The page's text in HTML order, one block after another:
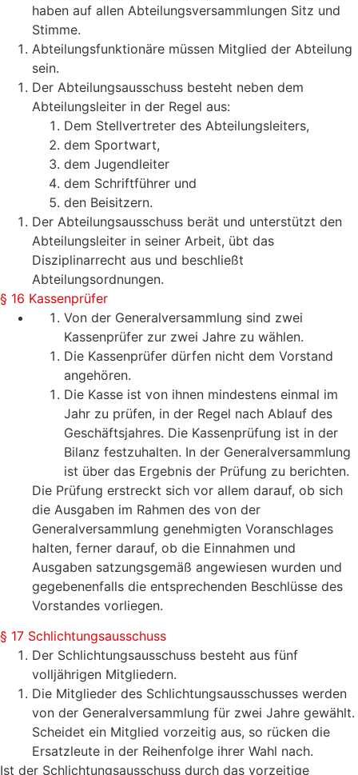
haben auf allen Abteilungsversammlungen Sitz und
Stimme.
Abteilungsfunktionäre müssen Mitglied der Abteilung
sein.
Der Abteilungsausschuss besteht neben dem
Abteilungsleiter in der Regel aus:
Dem Stellvertreter des Abteilungsleiters,
dem Sportwart,
dem Jugendleiter
dem Schriftführer und
den Beisitzern.
Der Abteilungsausschuss berät und unterstützt den
Abteilungsleiter in seiner Arbeit, übt das
Disziplinarrecht aus und beschließt
Abteilungsordnungen.
§ 16 Kassenprüfer
Von der Generalversammlung sind zwei
Kassenprüfer zur zwei Jahre zu wählen.
Die Kassenprüfer dürfen nicht dem Vorstand
angehören.
Die Kasse ist von ihnen mindestens einmal im
Jahr zu prüfen, in der Regel nach Ablauf des
Geschäftsjahres. Die Kassenprüfung ist in der
Bilanz festzuhalten. In der Generalversammlung
ist über das Ergebnis der Prüfung zu berichten.
Die Prüfung erstreckt sich vor allem darauf, ob sich
die Ausgaben im Rahmen des von der
Generalversammlung genehmigten Voranschlages
halten, ferner darauf, ob die Einnahmen und
Ausgaben satzungsgemäß angewiesen wurden und
gegebenenfalls die entsprechenden Beschlüsse des
Vorstandes vorliegen.
§ 17 Schlichtungsausschuss
Der Schlichtungsausschuss besteht aus fünf
volljährigen Mitgliedern.
Die Mitglieder des Schlichtungsausschusses werden
von der Generalversammlung für zwei Jahre gewählt.
Scheidet ein Mitglied vorzeitig aus, so rücken die
Ersatzleute in der Reihenfolge ihrer Wahl nach.
Ist der Schlichtungsausschuss durch das vorzeitige